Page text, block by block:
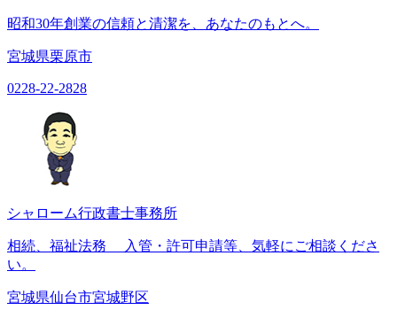
昭和30年創業の信頼と清潔を、あなたのもとへ。
宮城県栗原市
0228-22-2828
シャローム行政書士事務所
相続、福祉法務 入管・許可申請等、気軽にご相談くださ
い。
宮城県仙台市宮城野区